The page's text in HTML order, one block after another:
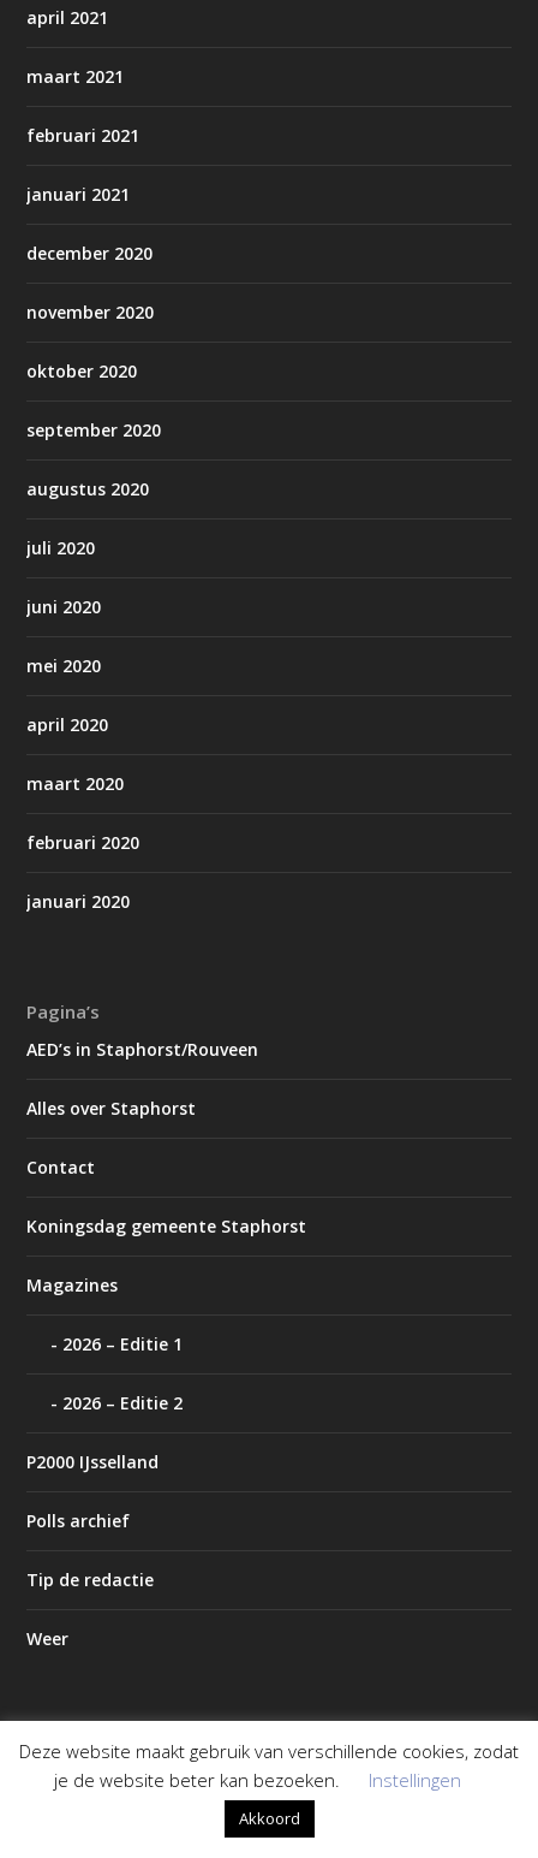
april 2021
maart 2021
februari 2021
januari 2021
december 2020
november 2020
oktober 2020
september 2020
augustus 2020
juli 2020
juni 2020
mei 2020
april 2020
maart 2020
februari 2020
januari 2020
Pagina’s
AED’s in Staphorst/Rouveen
Alles over Staphorst
Contact
Koningsdag gemeente Staphorst
Magazines
2026 – Editie 1
2026 – Editie 2
P2000 IJsselland
Polls archief
Tip de redactie
Weer
Ontworpen doorElegant Themes| Mogelijk gemaakt door
WordPress
Deze website maakt gebruik van verschillende cookies, zodat
je de website beter kan bezoeken.
Instellingen
Akkoord